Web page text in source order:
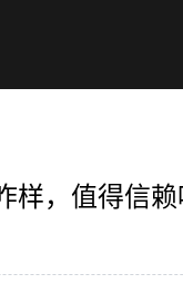
，值得信赖